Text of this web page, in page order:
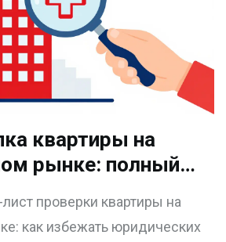
квартиры на
рынке: полный
2026 году
проверки квартиры на
как избежать юридических